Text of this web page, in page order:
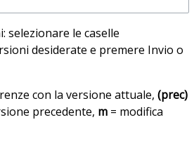
le caselle
desiderate e premere Invio o
con la versione attuale, (prec)
precedente, m= modifica